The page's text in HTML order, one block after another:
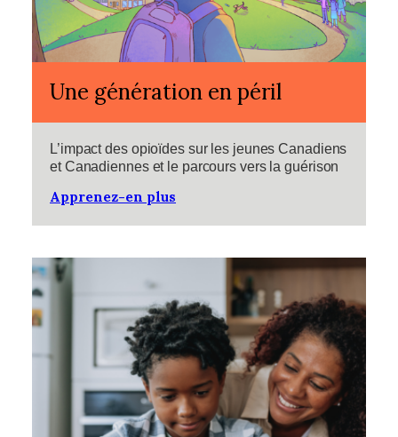
Une génération en péril
L’impact des opioïdes sur les jeunes Canadiens
et Canadiennes et le parcours vers la guérison
Apprenez-en plus